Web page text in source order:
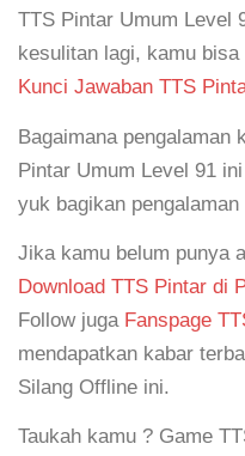
TTS Pintar Umum Level
kesulitan lagi, kamu bisa
Kunci Jawaban TTS
Bagaimana pengalaman
Pintar Umum Level 91
yuk bagikan
Jika kamu belum punya
Download TTS Pintar di
Follow juga Fanspage
mendapatkan kabar
Silang Offline ini.
Taukah kamu ? Game